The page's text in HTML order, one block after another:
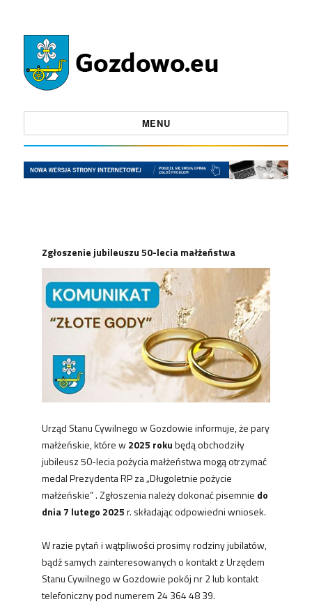
MENU
Zgłoszenie jubileuszu 50-lecia małżeństwa
Urząd Stanu Cywilnego w Gozdowie informuje, że pary
małżeńskie, które w2025 rokubędą obchodziły
jubileusz 50-lecia pożycia małżeństwa mogą otrzymać
medal Prezydenta RP za „Długoletnie pożycie
małżeńskie” . Zgłoszenia należy dokonać pisemnie do
dnia 7 lutego 2025r. składając odpowiedni wniosek.
W razie pytań i wątpliwości prosimy rodziny jubilatów,
bądź samych zainteresowanych o kontakt z Urzędem
Stanu Cywilnego w Gozdowie pokój nr 2 lub kontakt
telefoniczny pod numerem 24 364 48 39.